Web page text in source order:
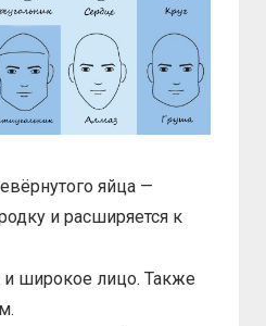
яйца —
и расширяется к
и широкое лицо. Также